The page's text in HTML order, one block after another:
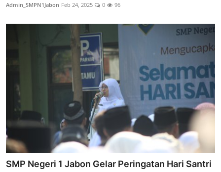
Admin_SMPN1Jabon Feb 24, 2025 0 96
SMP Negeri 1 Jabon Gelar Peringatan Hari Santri